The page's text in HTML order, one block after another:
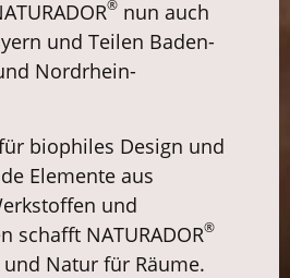
® nun auch
und Teilen Baden-
Nordrhein-
biophiles Design und
Elemente aus
und
schafft NATURADOR®
Natur für Räume.